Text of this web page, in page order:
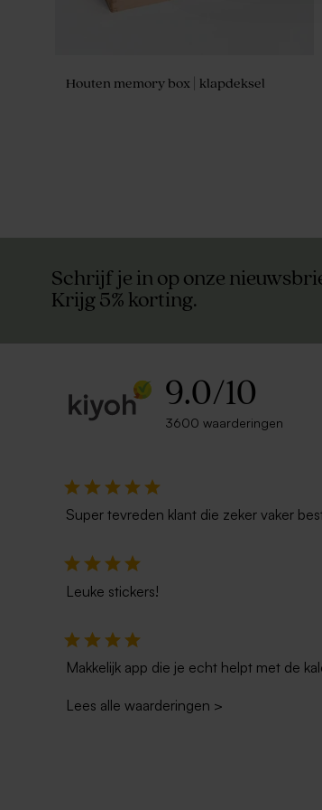
Houten memory box | klapdeksel
Vierkante koekjestrommel met
Schrijf je in op onze
Krijg 5% korting.
9.0/10
3600 waarderingen
Super tevreden klant die zeker vaker
Leuke stickers!
Makkelijk app die je echt helpt met de
Lees alle waarderingen >